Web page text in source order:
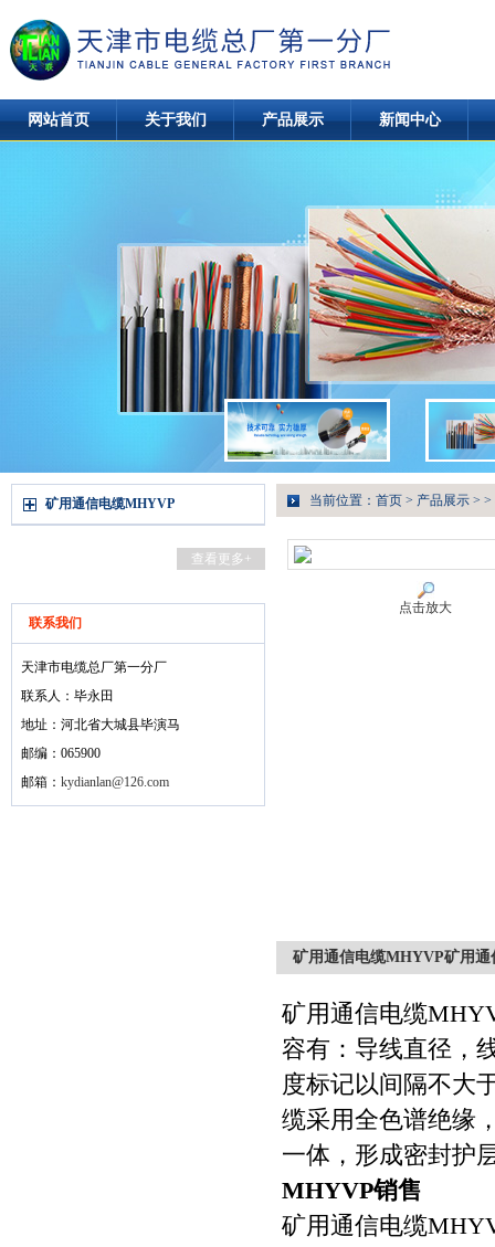
网站首页 关于我们 产品展示 新闻中心
矿用通信电缆MHYVP
查看更多+
联系我们
天津市电缆总厂第一分厂
联系人：毕永田
地址：河北省大城县毕演马
邮编：065900
邮箱： kydianlan@126.com
当前位置： 首页 > 产品展示 > >
点击放大
矿用通信电缆MHYVP矿用
矿用通信电缆
容有：导线直径，
度标记以间隔不大
缆采用全色谱绝缘
一体，形成密封护
MHYVP销售
矿用通信电缆